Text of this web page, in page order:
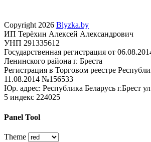
Copyright 2026 Blyzka.by
ИП Терёхин Алексей Александрович
УНП 291335612
Государственная регистрация от
Ленинского района г. Бреста
Регистрация в Торговом реестре
11.08.2014 №156533
Юр. адрес: Республика Беларусь г.Брест
5 индекс 224025
Panel Tool
Theme